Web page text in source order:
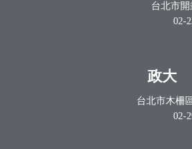
台北市
02-
政大
台北市木柵
02-